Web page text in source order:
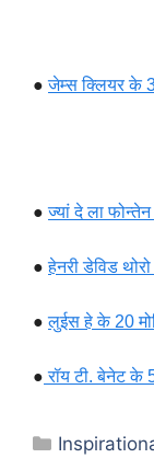
●जेम्स क्लियर के
●ज्यां दे ला
●हेनरी डेविड
●लुईस हे के 20
● रॉय टी. बेनेट के
Categories